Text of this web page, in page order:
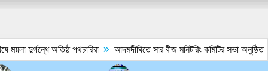
দুর্গন্ধে অতিষ্ঠ পথচারিরা » আদমদীঘিতে সার বীজ মনিটরিং কমিটির সভা অনুষ্ঠিত